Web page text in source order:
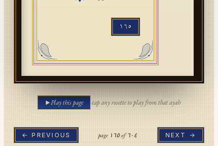
١٦٥
Play this page ·tap any rosette to play from that ayah
← PREVIOUS page ١٦٥of٦٠٤ NEXT →